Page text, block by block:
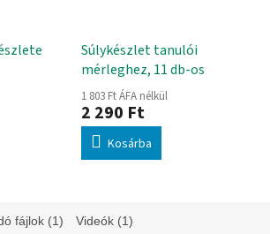
Súlykészlet tanulói
mérleghez, 11 db-os
1 803 Ft ÁFA nélkül
2 290 Ft
Kosárba
fájlok (1) Videók (1)